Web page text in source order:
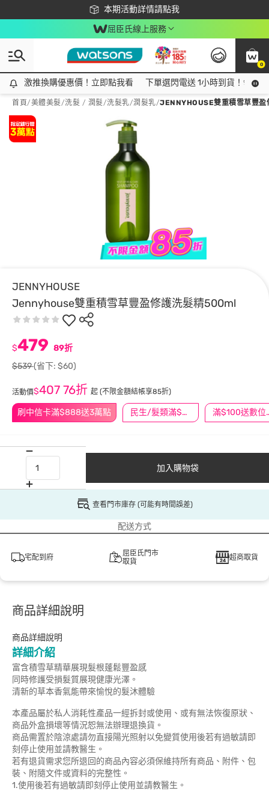
本期活動詳情請點我
下載app最高回饋$350
屈臣氏線上服務
0
激推換購優惠價！立即點我看
激推換購優惠價！立即點我看 下單選閃電送 1小時到貨！領神
首頁/美體美髮/洗髮 / 潤髮/洗髮乳/潤髮乳/JENNYHOUSE雙重積雪草豐
JENNYHOUSE
Jennyhouse雙重積雪草豐盈修護洗髮精500ml
刷中信卡滿$888送3萬點 民生/髮類滿$388送舒潔冰巾 滿
$479 89折
$539(省下: $60)
活動價$407 76折 起 (不限金額結帳享85折)
加入購物袋
查看門市庫存 (可能有時間誤差)
配送方式
宅配到府
屈臣氏門市
取貨
超商取貨
商品詳細說明
商品詳細說明
詳細介紹
富含積雪草精華展現髮根蓬鬆豐盈感
同時修護受損髮質展現健康光澤。
清新的草本香氣能帶來愉悅的髮沐體驗
本產品屬於私人消耗性產品一經拆封或使用、或有無法恢復原狀、
商品外盒損壞等情況恕無法辦理退換貨。
商品需置於陰涼處請勿直接陽光照射以免變質使用後若有過敏請即
刻停止使用並請教醫生。
若有退貨需求您所退回的商品內容必須保維持所有商品、附件、包
裝、附隨文件或資料的完整性。
1.使用後若有過敏請即刻停止使用並請教醫生。